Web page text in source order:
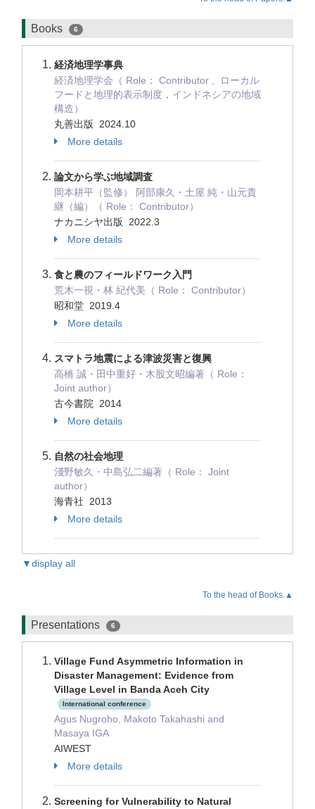
Books 6
経済地理学事典
経済地理学会（ Role： Contributor , ローカル
フードと地理的表示制度，インドネシアの地域
構造）
丸善出版 2024.10
More details
論文から学ぶ地域調査
岡本耕平（監修） 阿部康久・土屋 純・山元貴
継（編）（ Role： Contributor）
ナカニシヤ出版 2022.3
More details
食と農のフィールドワーク入門
荒木一視・林 紀代美（ Role： Contributor）
昭和堂 2019.4
More details
スマトラ地震による津波災害と復興
高橋 誠・田中重好・木股文昭編著（ Role：
Joint author）
古今書院 2014
More details
自然の社会地理
淺野敏久・中島弘二編著（ Role： Joint
author）
海青社 2013
More details
▼display all
To the head of Books.▲
Presentations 6
Village Fund Asymmetric Information in
Disaster Management: Evidence from
Village Level in Banda Aceh City
International conference
Agus Nugroho, Makoto Takahashi and
Masaya IGA
AIWEST
More details
Screening for Vulnerability to Natural